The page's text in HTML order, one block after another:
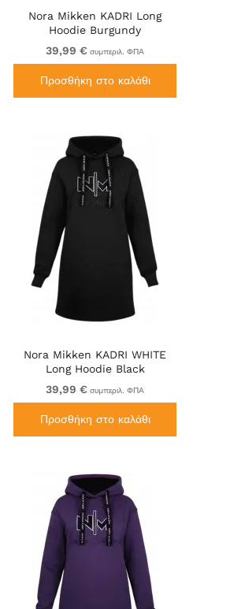
Nora Mikken KADRI Long
Hoodie Burgundy
39,99 € συμπεριλ. ΦΠΑ
Προσθήκη στο καλάθι
Nora Mikken KADRI WHITE
Long Hoodie Black
39,99 € συμπεριλ. ΦΠΑ
Προσθήκη στο καλάθι